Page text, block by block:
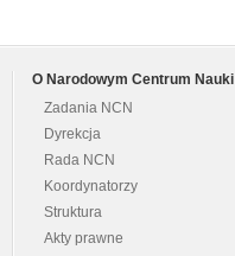
O Narodowym Centrum Nauki
Zadania NCN
Dyrekcja
Rada NCN
Koordynatorzy
Struktura
Akty prawne